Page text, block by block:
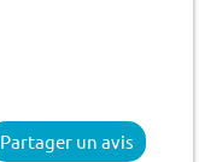
Partager un avis